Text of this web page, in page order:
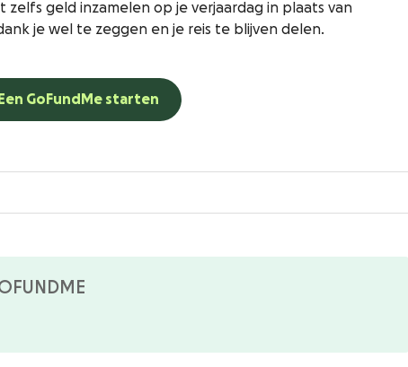
zelfs geld inzamelen op je verjaardag in plaats van
je wel te zeggen en je reis te blijven delen.
Een GoFundMe starten